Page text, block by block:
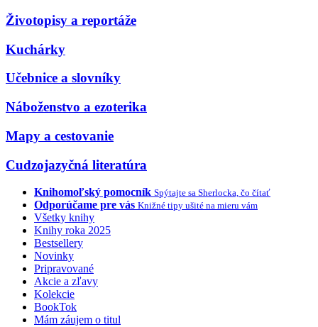
Životopisy a reportáže
Kuchárky
Učebnice a slovníky
Náboženstvo a ezoterika
Mapy a cestovanie
Cudzojazyčná literatúra
Knihomoľský pomocník Spýtajte sa Sherlocka, čo čítať
Odporúčame pre vás Knižné tipy ušité na mieru vám
Všetky knihy
Knihy roka 2025
Bestsellery
Novinky
Pripravované
Akcie a zľavy
Kolekcie
BookTok
Mám záujem o titul